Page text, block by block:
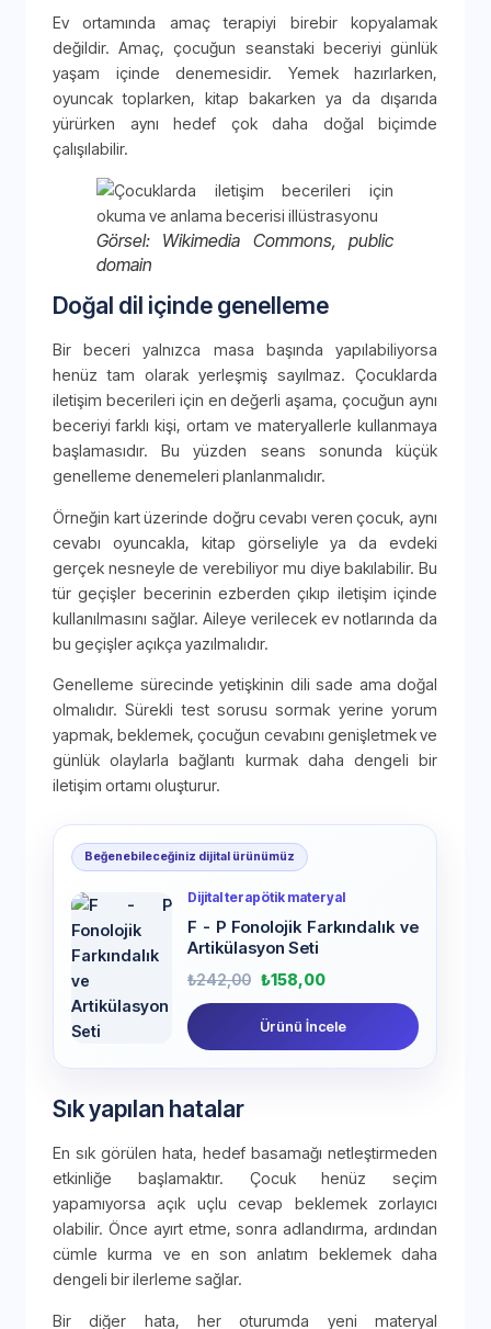
Ev ortamında amaç terapiyi birebir kopyalamak
değildir. Amaç, çocuğun seanstaki beceriyi günlük
yaşam içinde denemesidir. Yemek hazırlarken,
oyuncak toplarken, kitap bakarken ya da dışarıda
yürürken aynı hedef çok daha doğal biçimde
çalışılabilir.
Görsel: Wikimedia Commons, public
domain
Doğal dil içinde genelleme
Bir beceri yalnızca masa başında yapılabiliyorsa
henüz tam olarak yerleşmiş sayılmaz. Çocuklarda
iletişim becerileri için en değerli aşama, çocuğun aynı
beceriyi farklı kişi, ortam ve materyallerle kullanmaya
başlamasıdır. Bu yüzden seans sonunda küçük
genelleme denemeleri planlanmalıdır.
Örneğin kart üzerinde doğru cevabı veren çocuk, aynı
cevabı oyuncakla, kitap görseliyle ya da evdeki
gerçek nesneyle de verebiliyor mu diye bakılabilir. Bu
tür geçişler becerinin ezberden çıkıp iletişim içinde
kullanılmasını sağlar. Aileye verilecek ev notlarında da
bu geçişler açıkça yazılmalıdır.
Genelleme sürecinde yetişkinin dili sade ama doğal
olmalıdır. Sürekli test sorusu sormak yerine yorum
yapmak, beklemek, çocuğun cevabını genişletmek ve
günlük olaylarla bağlantı kurmak daha dengeli bir
iletişim ortamı oluşturur.
Beğenebileceğiniz dijital ürünümüz
Dijital terapötik materyal
F - P Fonolojik Farkındalık ve
Artikülasyon Seti
₺242,00 ₺158,00
Ürünü İncele
Sık yapılan hatalar
En sık görülen hata, hedef basamağı netleştirmeden
etkinliğe başlamaktır. Çocuk henüz seçim
yapamıyorsa açık uçlu cevap beklemek zorlayıcı
olabilir. Önce ayırt etme, sonra adlandırma, ardından
cümle kurma ve en son anlatım beklemek daha
dengeli bir ilerleme sağlar.
Bir diğer hata, her oturumda yeni materyal